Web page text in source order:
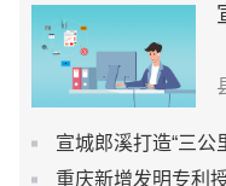
宣城郎溪打造“三公里”就业
重庆新增发明专利授权数